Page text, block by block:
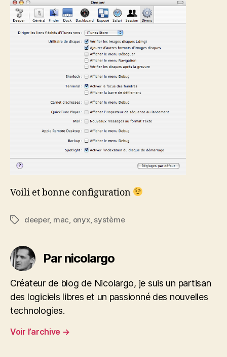
Voili et bonne configuration
Étiquettes
deeper, mac onyx, système
Par nicolargo
Créateur de blog de Nicolargo, je suis un partisan
des logiciels libres et un passionné des nouvelles
technologies.
Voir l’archive →